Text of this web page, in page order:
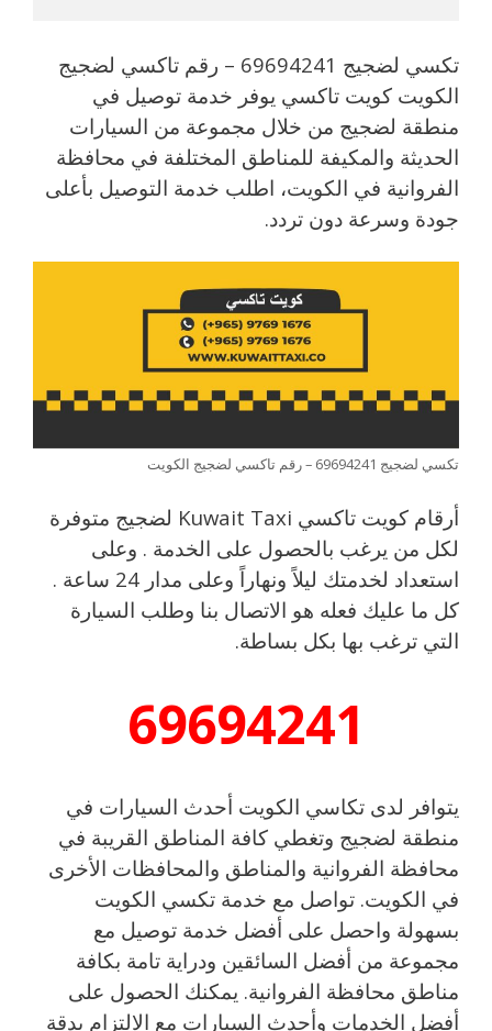
تكسي لضجيج 69694241 – رقم تاكسي لضجيج
الكويت كويت تاكسي يوفر خدمة توصيل في
منطقة لضجيج من خلال مجموعة من السيارات
الحديثة والمكيفة للمناطق المختلفة في محافظة
الفروانية في الكويت، اطلب خدمة التوصيل بأعلى
جودة وسرعة دون تردد.
تكسي لضجيج 69694241 – رقم تاكسي لضجيج الكويت
أرقام كويت تاكسي Kuwait Taxi لضجيج متوفرة
لكل من يرغب بالحصول على الخدمة . وعلى
استعداد لخدمتك ليلاً ونهاراً وعلى مدار 24 ساعة .
كل ما عليك فعله هو الاتصال بنا وطلب السيارة
التي ترغب بها بكل بساطة.
69694241
يتوافر لدى تكاسي الكويت أحدث السيارات في
منطقة لضجيج وتغطي كافة المناطق القريبة في
محافظة الفروانية والمناطق والمحافظات الأخرى
في الكويت. تواصل مع خدمة تكسي الكويت
بسهولة واحصل على أفضل خدمة توصيل مع
مجموعة من أفضل السائقين ودراية تامة بكافة
مناطق محافظة الفروانية. يمكنك الحصول على
أفضل الخدمات وأحدث السيارات مع الالتزام بدقة